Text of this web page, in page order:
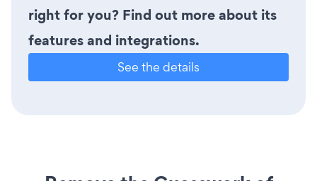
right for you? Find out more about its
features and integrations.
See the details